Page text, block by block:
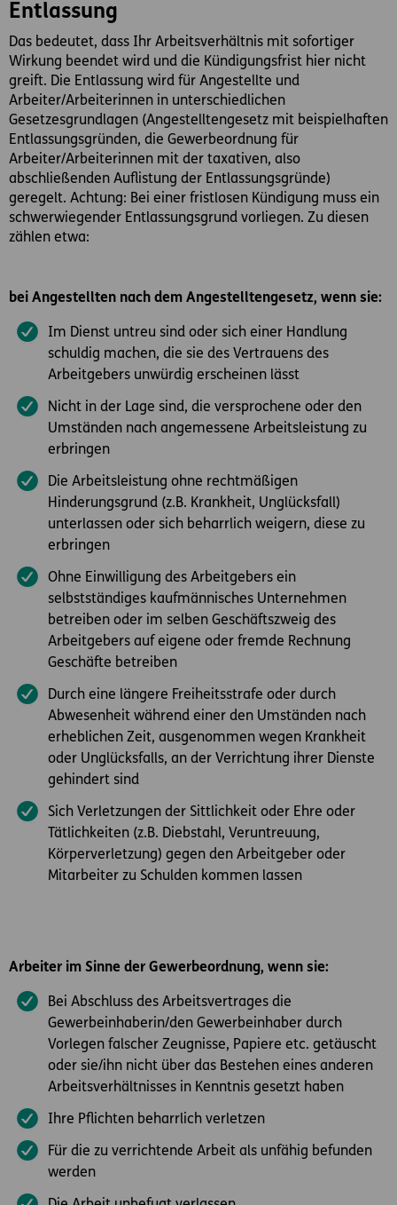
Entlassung
Das bedeutet, dass Ihr Arbeitsverhältnis mit sofortiger
Wirkung beendet wird und die Kündigungsfrist hier nicht
greift. Die Entlassung wird für Angestellte und
Arbeiter/Arbeiterinnen in unterschiedlichen
Gesetzesgrundlagen (Angestelltengesetz mit beispielhaften
Entlassungsgründen, die Gewerbeordnung für
Arbeiter/Arbeiterinnen mit der taxativen, also
abschließenden Auflistung der Entlassungsgründe)
geregelt. Achtung: Bei einer fristlosen Kündigung muss ein
schwerwiegender Entlassungsgrund vorliegen. Zu diesen
zählen etwa:
bei Angestellten nach dem Angestelltengesetz, wenn sie:
Im Dienst untreu sind oder sich einer Handlung
schuldig machen, die sie des Vertrauens des
Arbeitgebers unwürdig erscheinen lässt
Nicht in der Lage sind, die versprochene oder den
Umständen nach angemessene Arbeitsleistung zu
erbringen
Die Arbeitsleistung ohne rechtmäßigen
Hinderungsgrund (z.B. Krankheit, Unglücksfall)
unterlassen oder sich beharrlich weigern, diese zu
erbringen
Ohne Einwilligung des Arbeitgebers ein
selbstständiges kaufmännisches Unternehmen
betreiben oder im selben Geschäftszweig des
Arbeitgebers auf eigene oder fremde Rechnung
Geschäfte betreiben
Durch eine längere Freiheitsstrafe oder durch
Abwesenheit während einer den Umständen nach
erheblichen Zeit, ausgenommen wegen Krankheit
oder Unglücksfalls, an der Verrichtung ihrer Dienste
gehindert sind
Sich Verletzungen der Sittlichkeit oder Ehre oder
Tätlichkeiten (z.B. Diebstahl, Veruntreuung,
Körperverletzung) gegen den Arbeitgeber oder
Mitarbeiter zu Schulden kommen lassen
Arbeiter im Sinne der Gewerbeordnung, wenn sie:
Bei Abschluss des Arbeitsvertrages die
Gewerbeinhaberin/den Gewerbeinhaber durch
Vorlegen falscher Zeugnisse, Papiere etc. getäuscht
oder sie/ihn nicht über das Bestehen eines anderen
Arbeitsverhältnisses in Kenntnis gesetzt haben
Ihre Pflichten beharrlich verletzen
Für die zu verrichtende Arbeit als unfähig befunden
werden